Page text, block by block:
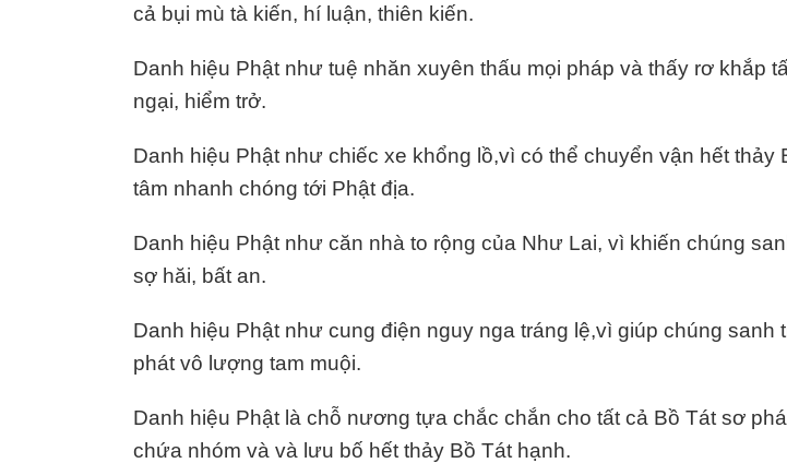
cả bụi mù tà kiến, hí luận, thiên kiến.
Danh hiệu Phật như tuệ nhăn xuyên thấu mọi pháp và thấy rơ khắp
ngại, hiểm trở.
Danh hiệu Phật như chiếc xe khổng lồ,vì có thể chuyển vận hết thảy
tâm nhanh chóng tới Phật địa.
Danh hiệu Phật như căn nhà to rộng của Như Lai, vì khiến chúng
sợ hăi, bất an.
Danh hiệu Phật như cung điện nguy nga tráng lệ,vì giúp chúng sanh
phát vô lượng tam muội.
Danh hiệu Phật là chỗ nương tựa chắc chắn cho tất cả Bồ Tát sơ
chứa nhóm và và lưu bố hết thảy Bồ Tát hạnh.